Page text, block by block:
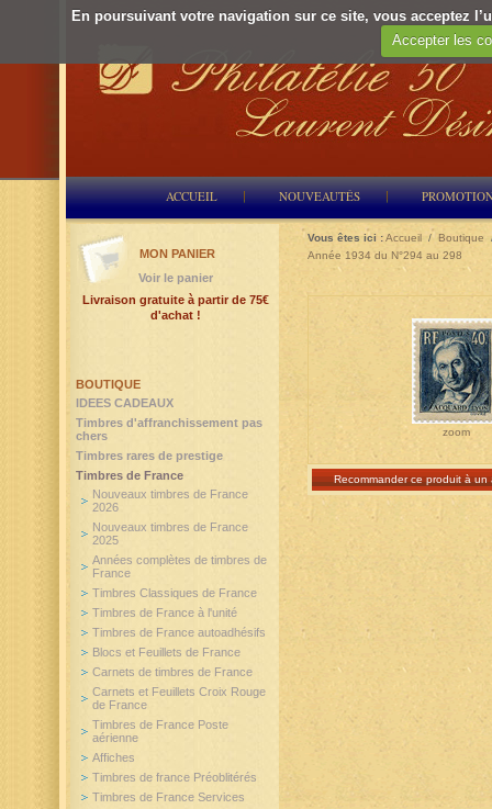
En poursuivant votre navigation sur ce site, vous acceptez
Accepter les
ACCUEIL NOUVEAUTÉS
Vous êtes ici :Accueil / Boutique
Année 1934 du N°294 au 298
zoom
Recommander ce produit à un
BOUTIQUE
IDEES CADEAUX
Timbres d'affranchissement pas
chers
Timbres rares de prestige
Timbres de France
Nouveaux timbres de France
2026
Nouveaux timbres de France
2025
Années complètes de timbres de
France
Timbres Classiques de France
Timbres de France à l'unité
Timbres de France autoadhésifs
Blocs et Feuillets de France
Carnets de timbres de France
Carnets et Feuillets Croix Rouge
de France
Timbres de France Poste
aérienne
Affiches
Timbres de france Préoblitérés
Timbres de France Services
MON PANIER
Voir le panier
Livraison gratuite à partir de 75€
d'achat !